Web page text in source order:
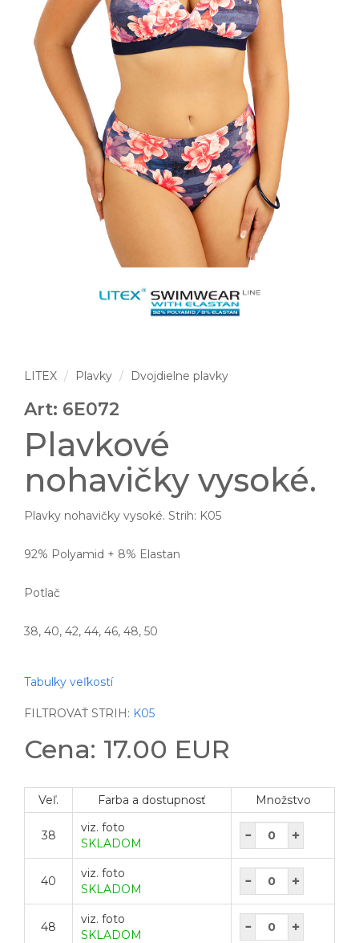
LITEX Plavky Dvojdielne plavky
Art: 6E072
Plavkové
nohavičky vysoké.
Plavky nohavičky vysoké. Strih: K05
92% Polyamid + 8% Elastan
Potlač
38, 40, 42, 44, 46, 48, 50
Tabulky veľkostí
FILTROVAŤ STRIH: K05
Cena: 17.00 EUR
Veľ. Farba a dostupnosť Množstvo
38
viz. foto
SKLADOM
40
viz. foto
SKLADOM
48
viz. foto
SKLADOM